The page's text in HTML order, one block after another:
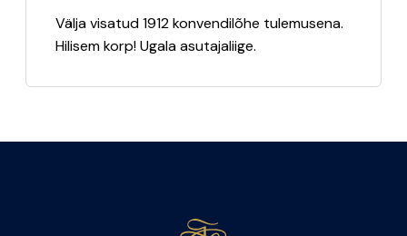
Välja visatud 1912 konvendilõhe tulemusena.
Hilisem korp! Ugala asutajaliige.